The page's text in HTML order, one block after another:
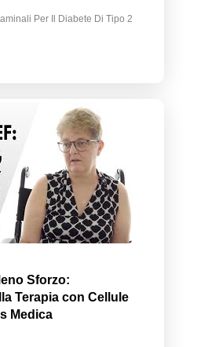
Per Il Diabete Di Tipo 2
Sforzo:
Terapia con Cellule
Medica